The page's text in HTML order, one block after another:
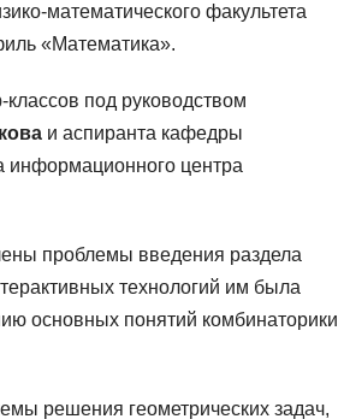
математического факультета
«Математика».
под руководством
и аспиранта кафедры
информационного центра
проблемы введения раздела
технологий им была
основных понятий комбинаторики
решения геометрических задач,